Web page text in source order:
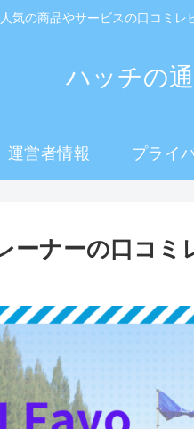
気の商品やサービスの口コミ
ハッチの
運営者情報 プライ
ナーの口コミ